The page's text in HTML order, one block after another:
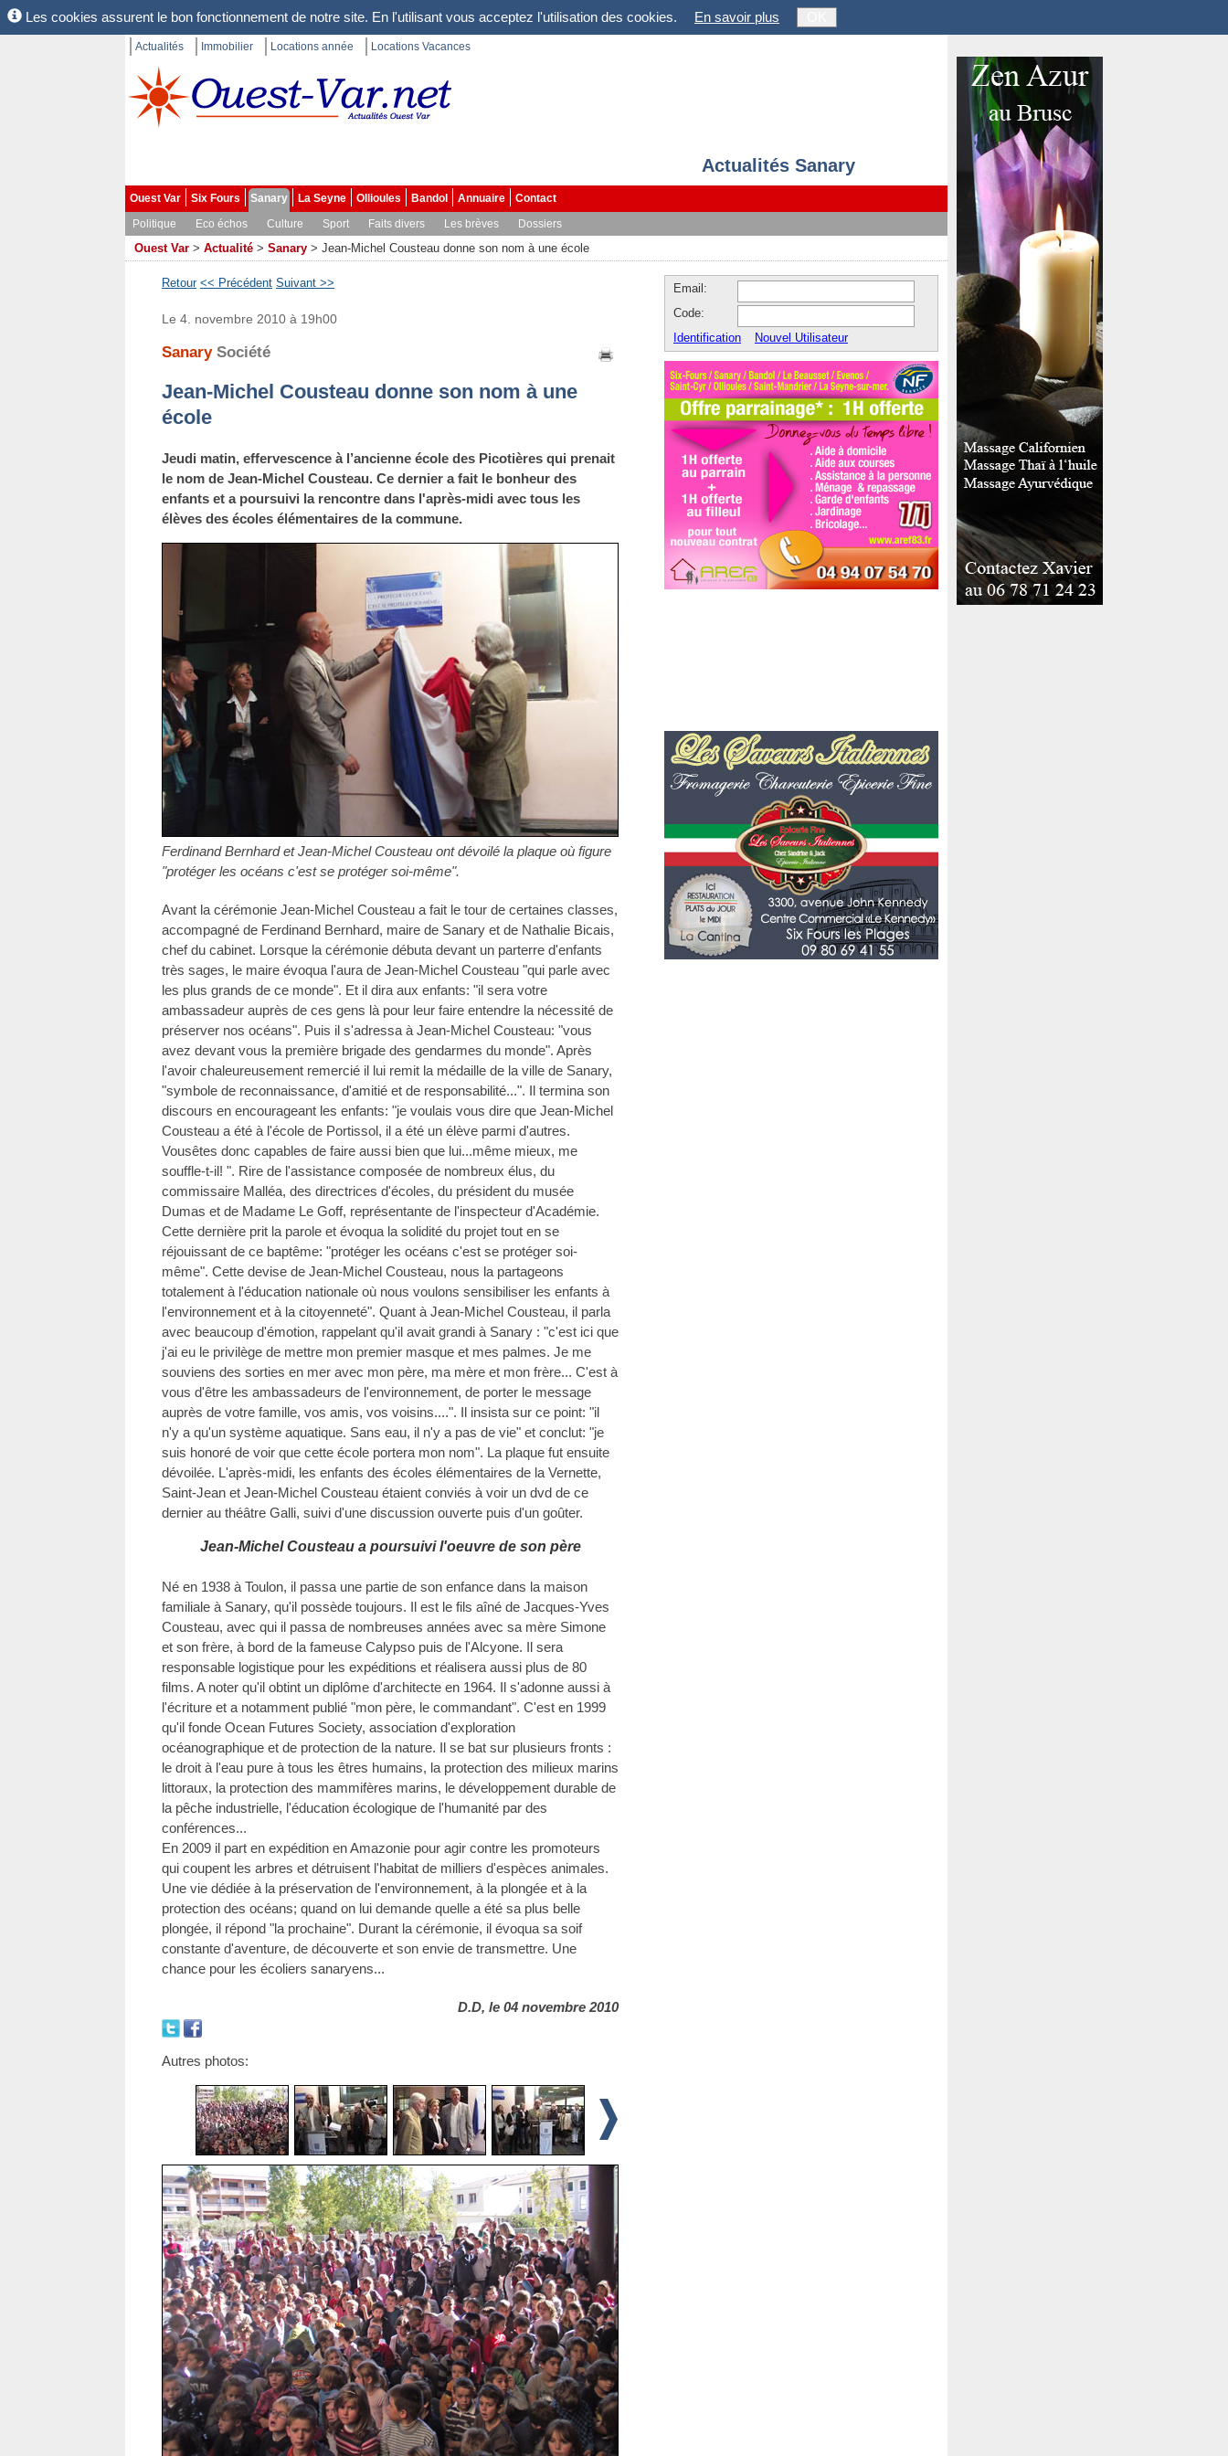
Les cookies assurent le bon fonctionnement de notre site. En l'utilisant vous acceptez l'utilisation des cookies. En savoir plus
Actualités Immobilier Locations année Locations Vacances
Actualités Sanary
Ouest Var Six Fours Sanary La Seyne Ollioules Bandol Annuaire
Contact
Politique
Eco échos Culture Sport Faits divers Les brèves Dossiers
Ouest Var > Actualité > Sanary > Jean-Michel Cousteau donne son nom à une école
Retour << Précédent Suivant >>
Le 4. novembre 2010 à 19h00
Sanary Société
Jean-Michel Cousteau donne son nom à une
école
Jeudi matin, effervescence à l’ancienne école des Picotières qui prenait
le nom de Jean-Michel Cousteau. Ce dernier a fait le bonheur des
enfants et a poursuivi la rencontre dans l'après-midi avec tous les
élèves des écoles élémentaires de la commune.
Ferdinand Bernhard et Jean-Michel Cousteau ont dévoilé la plaque où figure
"protéger les océans c'est se protéger soi-même".
Avant la cérémonie Jean-Michel Cousteau a fait le tour de certaines classes,
accompagné de Ferdinand Bernhard, maire de Sanary et de Nathalie Bicais,
chef du cabinet. Lorsque la cérémonie débuta devant un parterre d'enfants
très sages, le maire évoqua l'aura de Jean-Michel Cousteau "qui parle avec
les plus grands de ce monde". Et il dira aux enfants: "il sera votre
ambassadeur auprès de ces gens là pour leur faire entendre la nécessité de
préserver nos océans". Puis il s'adressa à Jean-Michel Cousteau: "vous
avez devant vous la première brigade des gendarmes du monde". Après
l'avoir chaleureusement remercié il lui remit la médaille de la ville de Sanary,
"symbole de reconnaissance, d'amitié et de responsabilité...". Il termina son
discours en encourageant les enfants: "je voulais vous dire que Jean-Michel
Cousteau a été à l'école de Portissol, il a été un élève parmi d'autres.
Vousêtes donc capables de faire aussi bien que lui...même mieux, me
souffle-t-il! ". Rire de l'assistance composée de nombreux élus, du
commissaire Malléa, des directrices d'écoles, du président du musée
Dumas et de Madame Le Goff, représentante de l'inspecteur d'Académie.
Cette dernière prit la parole et évoqua la solidité du projet tout en se
réjouissant de ce baptême: "protéger les océans c'est se protéger soi-
même". Cette devise de Jean-Michel Cousteau, nous la partageons
totalement à l'éducation nationale où nous voulons sensibiliser les enfants à
l'environnement et à la citoyenneté". Quant à Jean-Michel Cousteau, il parla
avec beaucoup d'émotion, rappelant qu'il avait grandi à Sanary : "c'est ici que
j'ai eu le privilège de mettre mon premier masque et mes palmes. Je me
souviens des sorties en mer avec mon père, ma mère et mon frère... C'est à
vous d'être les ambassadeurs de l'environnement, de porter le message
auprès de votre famille, vos amis, vos voisins....". Il insista sur ce point: "il
n'y a qu'un système aquatique. Sans eau, il n'y a pas de vie" et conclut: "je
suis honoré de voir que cette école portera mon nom". La plaque fut ensuite
dévoilée. L'après-midi, les enfants des écoles élémentaires de la Vernette,
Saint-Jean et Jean-Michel Cousteau étaient conviés à voir un dvd de ce
dernier au théâtre Galli, suivi d'une discussion ouverte puis d'un goûter.
Jean-Michel Cousteau a poursuivi l'oeuvre de son père
Né en 1938 à Toulon, il passa une partie de son enfance dans la maison
familiale à Sanary, qu'il possède toujours. Il est le fils aîné de Jacques-Yves
Cousteau, avec qui il passa de nombreuses années avec sa mère Simone
et son frère, à bord de la fameuse Calypso puis de l'Alcyone. Il sera
responsable logistique pour les expéditions et réalisera aussi plus de 80
films. A noter qu'il obtint un diplôme d'architecte en 1964. Il s'adonne aussi à
l'écriture et a notamment publié "mon père, le commandant". C'est en 1999
qu'il fonde Ocean Futures Society, association d'exploration
océanographique et de protection de la nature. Il se bat sur plusieurs fronts :
le droit à l'eau pure à tous les êtres humains, la protection des milieux marins
littoraux, la protection des mammifères marins, le développement durable de
la pêche industrielle, l'éducation écologique de l'humanité par des
conférences...
En 2009 il part en expédition en Amazonie pour agir contre les promoteurs
qui coupent les arbres et détruisent l'habitat de milliers d'espèces animales.
Une vie dédiée à la préservation de l'environnement, à la plongée et à la
protection des océans; quand on lui demande quelle a été sa plus belle
plongée, il répond "la prochaine". Durant la cérémonie, il évoqua sa soif
constante d'aventure, de découverte et son envie de transmettre. Une
chance pour les écoliers sanaryens...
D.D, le 04 novembre 2010
Autres photos:
Email:
Code:
Identification
Nouvel Utilisateur